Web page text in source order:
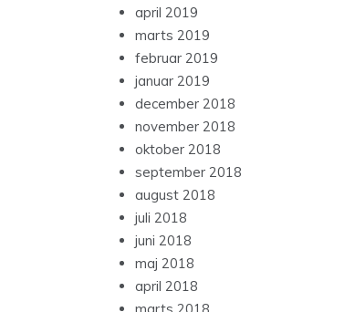
april 2019
marts 2019
februar 2019
januar 2019
december 2018
november 2018
oktober 2018
september 2018
august 2018
juli 2018
juni 2018
maj 2018
april 2018